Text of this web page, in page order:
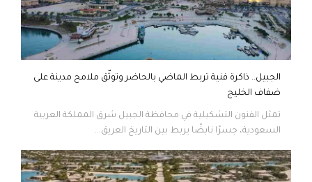
الجبيل.. ذاكرة فنية تربط الماضي بالحاضر وتوثّق ملامح مدينة على
ضفاف الخليج
تمثل الفنون التشكيلية في محافظة الجبيل شرق المملكة العربية
السعودية، جسرًا نابضًا يربط بين التاريخ العريق...